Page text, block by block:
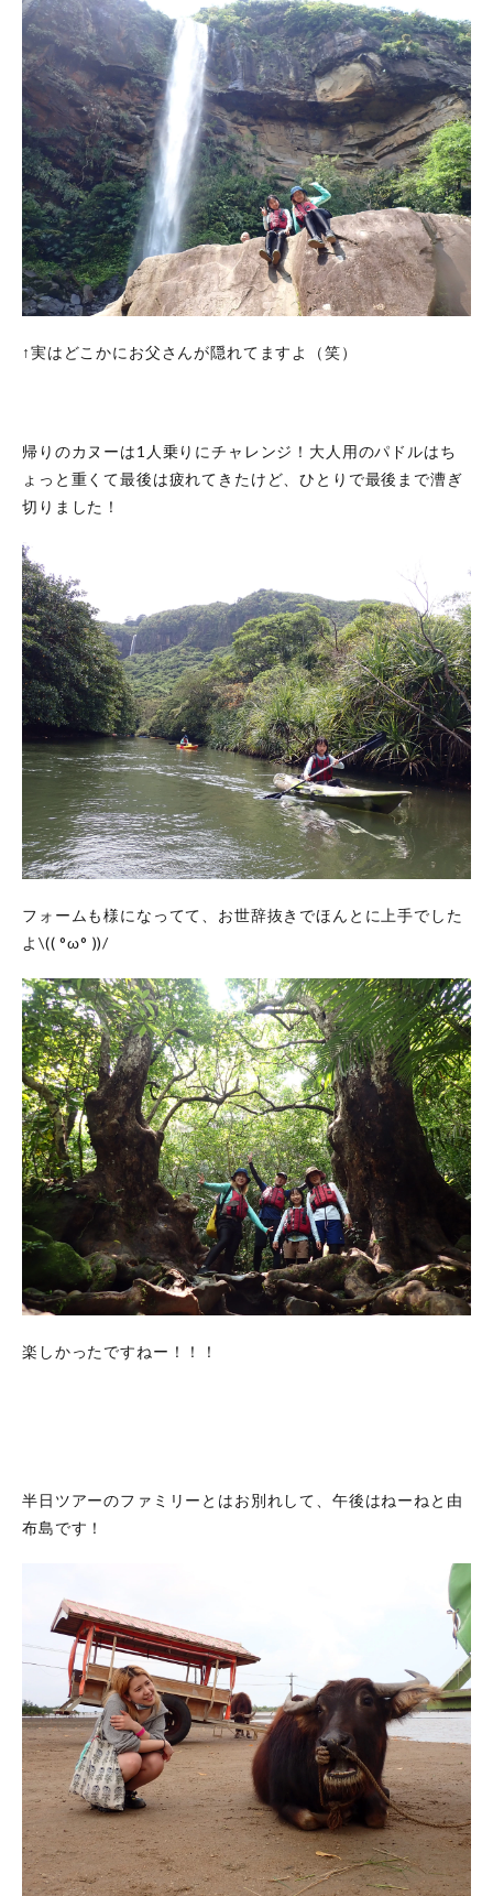
↑実はどこかにお父さんが隠れてますよ（笑）
帰りのカヌーは1人乗りにチャレンジ！大人用のパドルはち
ょっと重くて最後は疲れてきたけど、ひとりで最後まで漕ぎ
切りました！
フォームも様になってて、お世辞抜きでほんとに上手でした
よ\(( °ω° ))/
楽しかったですねー！！！
半日ツアーのファミリーとはお別れして、午後はねーねと由
布島です！